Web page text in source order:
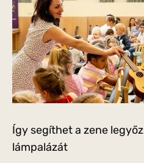
Így segíthet a zene
lámpalázát